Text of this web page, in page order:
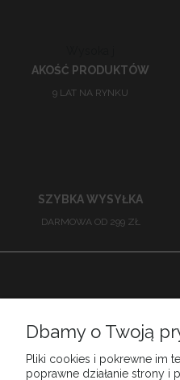
AKOŚĆ PRODUKTÓW
9 LAT NA RYNKU
SZYBKA WYSYŁKA
DARMOWA OD 299 ZŁ
Babiarnia
Obsługa klienta
Dbamy o Twoją
Pliki cookies i pokrewne im
poprawne działanie strony i